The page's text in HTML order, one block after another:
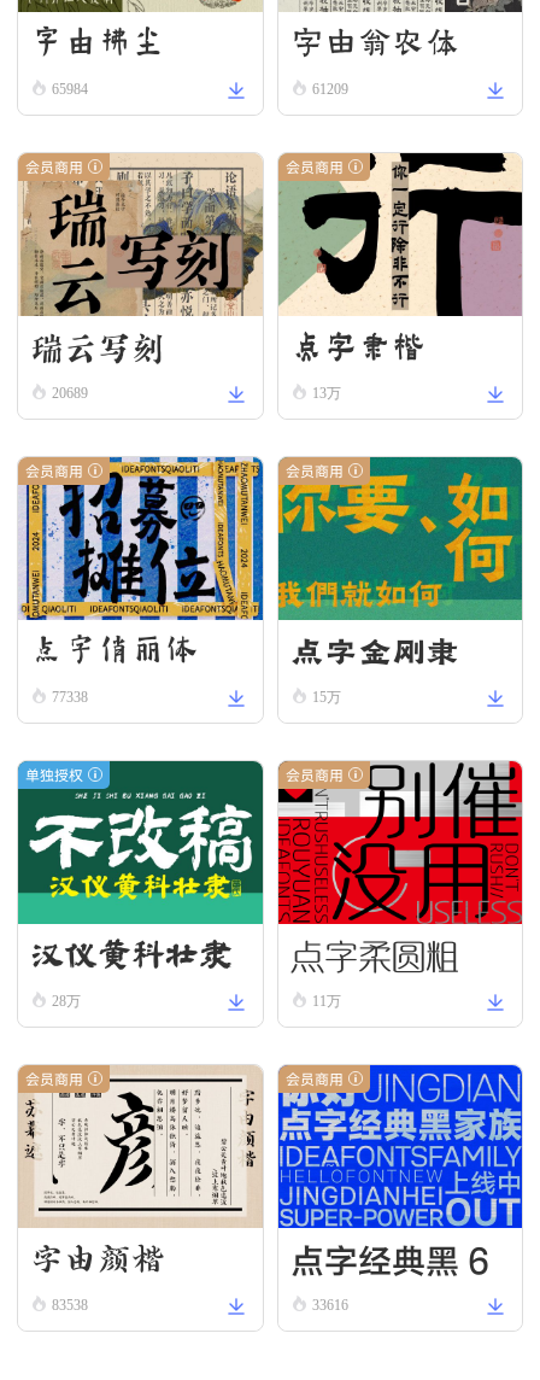
字由拂尘
65984
字由翁农体
61209
会员商用
瑞云写刻
20689
会员商用
点字隶楷
13万
会员商用
点字俏丽体
77338
会员商用
点字金刚隶
15万
单独授权
汉仪黄科壮隶
W28万
会员商用
点字柔圆粗
11万
会员商用
字由颜楷
83538
会员商用
点字经典黑 6
533616